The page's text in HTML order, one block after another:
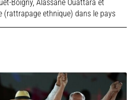
Boigny, Alassane Ouattara et
(rattrapage ethnique) dans le pays